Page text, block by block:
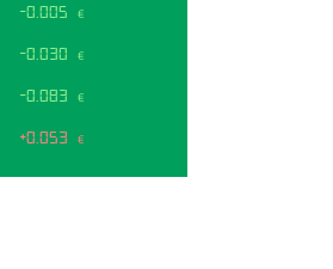
-0.005 €
-0.030 €
-0.083 €
+0.053 €